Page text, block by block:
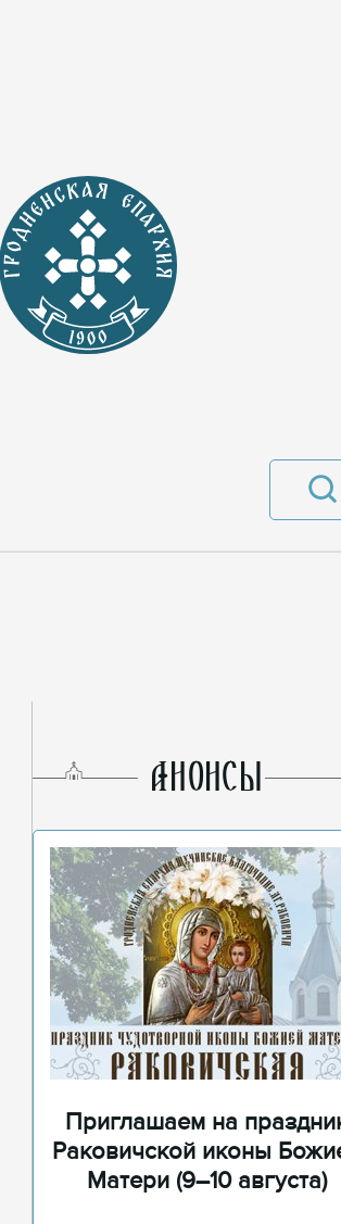
AНОНСЫ
Приглашаем на
Раковичской иконы
Матери (9–10 августа)